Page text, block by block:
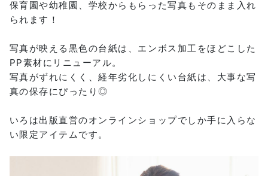
保育園や幼稚園、学校からもらった写真もそのまま入れ
られます！
写真が映える黒色の台紙は、エンボス加工をほどこした
PP素材にリニューアル。
写真がずれにくく、経年劣化しにくい台紙は、大事な写
真の保存にぴったり◎
いろは出版直営のオンラインショップでしか手に入らな
い限定アイテムです。